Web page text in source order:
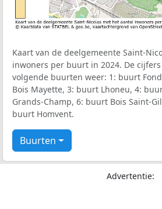
Kaart van de deelgemeente Saint-
inwoners per buurt in 2024. De
volgende buurten weer: 1: buurt
Bois Mayette, 3: buurt Lhoneu, 4:
Grands-Champ, 6: buurt Bois Saint-
buurt Homvent.
Buurten
Advertentie: